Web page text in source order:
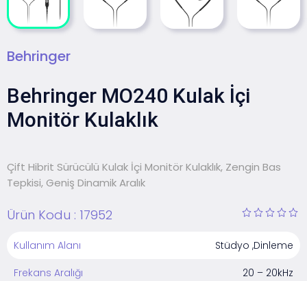
Behringer
Behringer MO240 Kulak İçi
Monitör Kulaklık
Çift Hibrit Sürücülü Kulak İçi Monitör Kulaklık, Zengin Bas
Tepkisi, Geniş Dinamik Aralık
Ürün Kodu : 17952
Kullanım Alanı
Stüdyo ,Dinleme
Frekans Aralığı
20 – 20kHz